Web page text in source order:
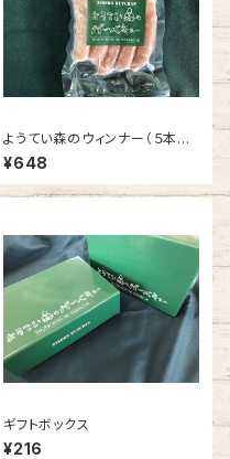
ようてい森のウィンナー（５本入
り）
¥648
ギフトボックス
¥216